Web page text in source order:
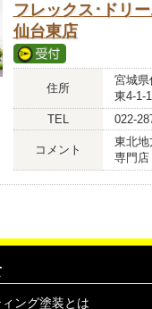
フレックス･ドリ
仙台東店
住所
宮城県
東4-1-1
TEL
022-
コメント
東北地
専門店
ング塗装とは